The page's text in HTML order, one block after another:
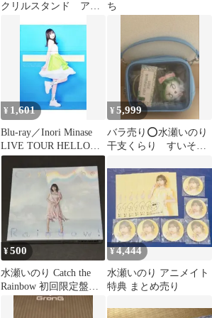
クリルスタンド アク
りたくて 陰実
ち
¥ 1,601
Blu-ray／Inori Minase
LIVE TOUR HELLO
HORIZON
¥5,999
バラ売り⭕️水瀬いのり
干支くらり すいそう
バンド セット
¥500
水瀬いのり Catch the
Rainbow 初回限定盤
CD+BD版
¥4,444
水瀬いのり アニメイト
特典 まとめ売り